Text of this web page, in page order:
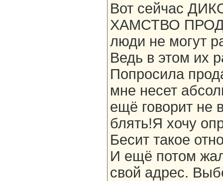
Вот сейчас
ХАМСТВО
люди не могут
Ведь в этом их
Попросила
мне несет
ещё говорит не
блять!Я хочу
Бесит такое
И ещё потом
свой адрес.